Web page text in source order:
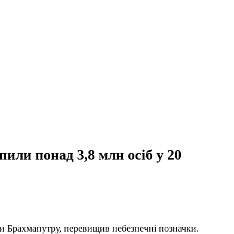
понад 3,8 млн осіб у 20
Брахмапутру, перевищив небезпечні позначки.